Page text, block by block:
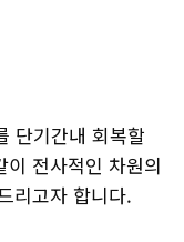
단기간내 회복할
전사적인 차원의
리고자 합니다.